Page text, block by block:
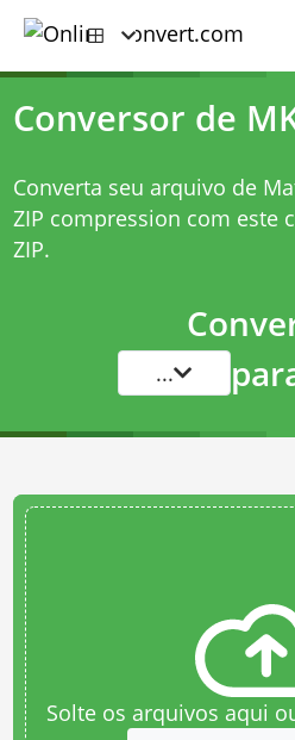
Conversor de
Converta seu arquivo de
ZIP compression com este
ZIP.
...
Solte os arquivos aqui